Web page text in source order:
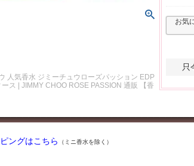
人気香水 ジミーチュウローズパッション EDP
ス | JIMMY CHOO ROSE PASSION 通販 【香
お気
只
ングはこちら （ミニ香水を除く）